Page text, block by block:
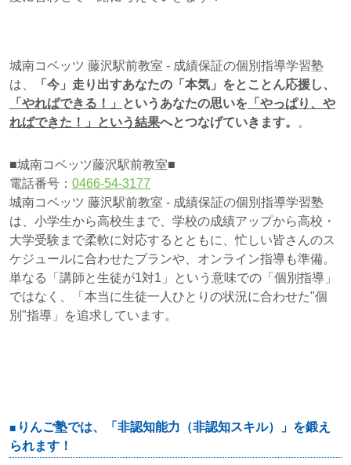
城南コベッツ 藤沢駅前教室 - 成績保証の個別指導学習塾
は、
「今」走り出すあなたの「本気」をとことん応援し、
「やればできる！」
というあなたの思いを 「やっぱり、や
ればできた！」
という結果へとつなげていきます。 。
■城南コベッツ藤沢駅前教室■
電話番号： 0466-54-3177
城南コベッツ 藤沢駅前教室 - 成績保証の個別指導学習塾
は、小学生から高校生まで、学校の成績アップから高校・
大学受験まで柔軟に対応するとともに、忙しい皆さんのス
ケジュールに合わせたプランや、オンライン指導も準備。
単なる「講師と生徒が1対1」という意味での「個別指導」
ではなく、「本当に生徒一人ひとりの状況に合わせた"個
別"指導」を追求しています。
りんご塾では、「非認知能力（非認知スキル）」を鍛え
られます！